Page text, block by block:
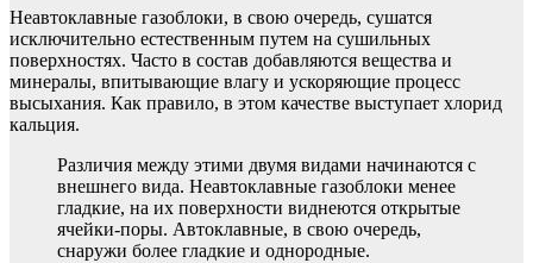
Неавтоклавные газоблоки, в свою очередь, сушатся
исключительно естественным путем на сушильных
поверхностях. Часто в состав добавляются вещества и
минералы, впитывающие влагу и ускоряющие процесс
высыхания. Как правило, в этом качестве выступает хлорид
кальция.
Различия между этими двумя видами начинаются с
внешнего вида. Неавтоклавные газоблоки менее
гладкие, на их поверхности виднеются открытые
ячейки-поры. Автоклавные, в свою очередь,
снаружи более гладкие и однородные.